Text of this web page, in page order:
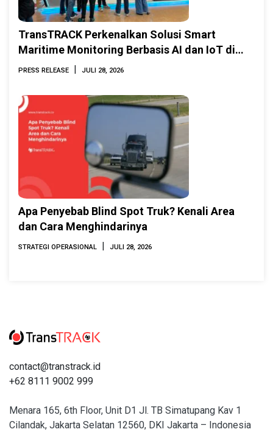
TransTRACK Perkenalkan Solusi Smart
Maritime Monitoring Berbasis AI dan IoT di
INAMARINE 2026
PRESS RELEASE | JULI 28, 2026
Apa Penyebab Blind Spot Truk? Kenali Area
dan Cara Menghindarinya
STRATEGI OPERASIONAL | JULI 28, 2026
contact@transtrack.id
+62 8111 9002 999
Menara 165, 6th Floor, Unit D1 Jl. TB Simatupang Kav 1
Cilandak, Jakarta Selatan 12560, DKI Jakarta – Indonesia